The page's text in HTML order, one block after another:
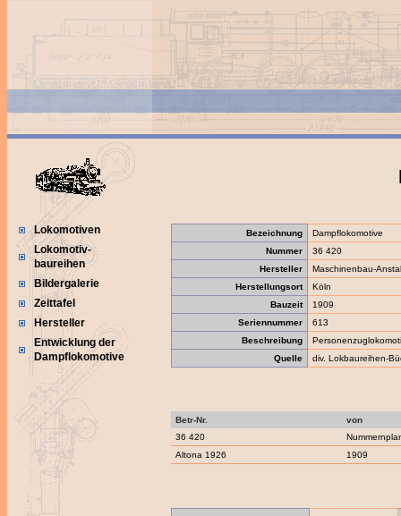
Lokomotiven
Lokomotiv-
baureihen
Bildergalerie
Zeittafel
Hersteller
Entwicklung der
Dampflokomotive
Bezeichnung
Dampflokomotive
Nummer
36 420
Hersteller
Maschinenbau-
Herstellungsort
Köln
Bauzeit
1909
Seriennummer
613
Beschreibung
Quelle
div. Lokbaureihen-
Betr-Nr.
von
36 420
Altona 1926
1909